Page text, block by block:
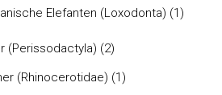
Elefanten (Loxodonta) (1)
(Perissodactyla) (2)
(Rhinocerotidae) (1)